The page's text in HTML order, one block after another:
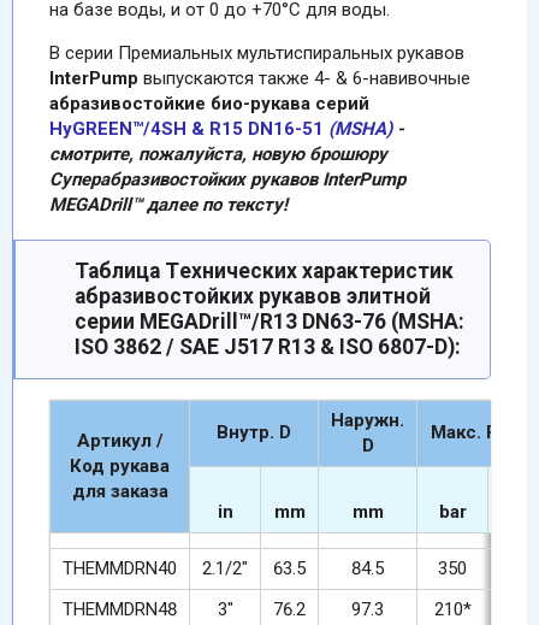
на базе воды, и от 0 до +70°C для воды.
В серии Премиальных мультиcпиральных рукавов
InterPump выпускаются также 4- & 6-навивочные
абразивостойкие био-рукава серий
HyGREEN™/4SH & R15 DN16-51 (MSHA) -
смотрите, пожалуйста, новую брошюру
Суперабразивостойких рукавов InterPump
MEGADrill™ далее по тексту!
Таблица Tехнических характеристик
абразивостойких рукавов элитной
серии MEGADrill™/R13 DN63-76 (MSHA:
ISO 3862 / SAE J517 R13 & ISO 6807-D):
Артикул /
Код рукава
для заказа
Внутр. D
Наружн.
D
Макc. Р раб.
in mm mm bar
THEMMDRN40 2.1/2" 63.5 84.5 350
THEMMDRN48
3" 76.2 97.3 210*